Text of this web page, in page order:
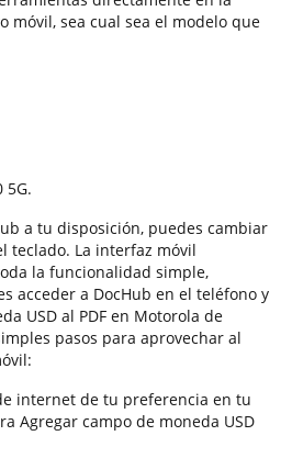
móvil, sea cual sea el modelo que
5G.
a tu disposición, puedes cambiar
teclado. La interfaz móvil
la funcionalidad simple,
acceder a DocHub en el teléfono y
USD al PDF en Motorola de
pasos para aprovechar al
internet de tu preferencia en tu
Agregar campo de moneda USD